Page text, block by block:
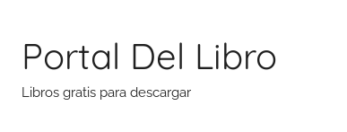
contenido
Portal Del Libro
Libros gratis para descargar